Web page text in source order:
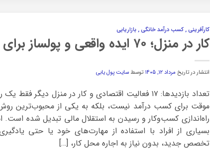
کارآفرینی , کسب درآمد خانگی , بازاریابی
کار در منزل؛ ۷۰ ایده واقعی و پولساز برای کسب درآمد از خانه با سرمایه کم
انتشار در تاریخ مرداد ۱۲, ۱۴۰۵ توسطسایت پول یابی
تعداد بازدیدها: ۱۷ فعالیت اقتصادی و کار در منزل دیگر فقط
موقت برای کسب درآمد نیست، بلکه به یکی از محبوب‌ترین
راه‌اندازی کسب‌وکار و رسیدن به استقلال مالی تبدیل شده است.
بسیاری از افراد با استفاده از مهارت‌های خود یا حتی
تخصص جدید، بدون نیاز به اجاره محل کار، […]